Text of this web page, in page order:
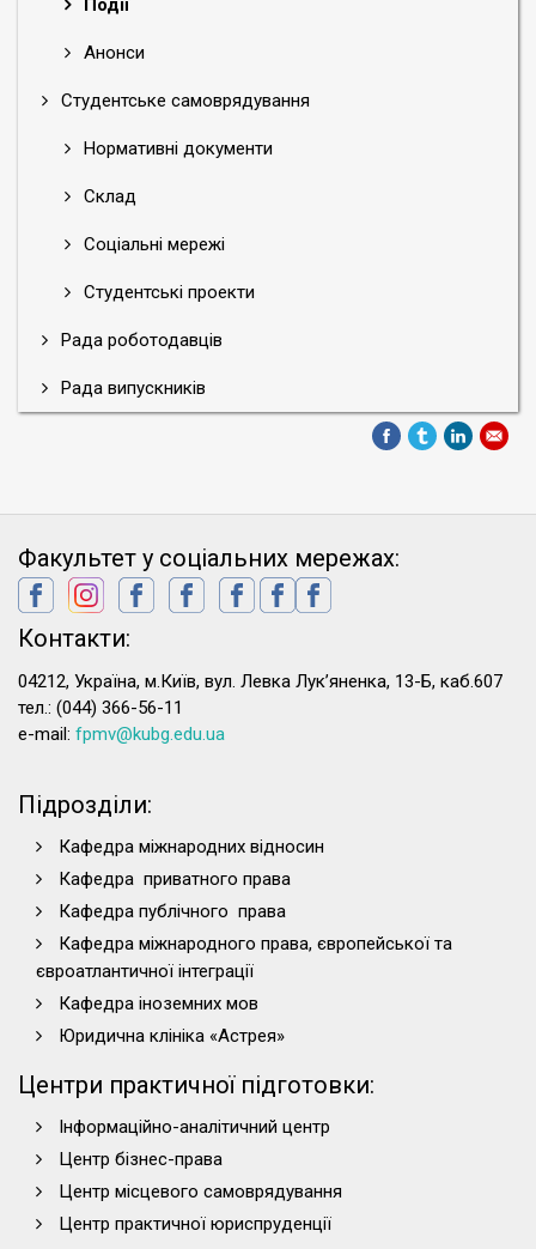
Події
Анонси
Студентське самоврядування
Нормативні документи
Склад
Соціальні мережі
Студентські проекти
Рада роботодавців
Рада випускників
Факультет у соціальних мережах:
Контакти:
04212, Україна, м.Київ, вул. Левка Лук’яненка, 13-Б, каб.607
тел.: (044) 366-56-11
e-mail: fpmv@kubg.edu.ua
Підрозділи:
Кафедра міжнародних відносин
Кафедра приватного права
Кафедра публічного права
Кафедра міжнародного права, європейської та
євроатлантичної інтеграції
Кафедра іноземних мов
Юридична клініка «Астрея»
Центри практичної підготовки:
Інформаційно-аналітичний центр
Центр бізнес-права
Центр місцевого самоврядування
Центр практичної юриспруденції